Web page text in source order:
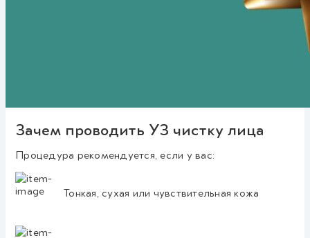
Зачем проводить УЗ чистку лица
Процедура рекомендуется, если у вас:
Тонкая, сухая или чувствительная кожа